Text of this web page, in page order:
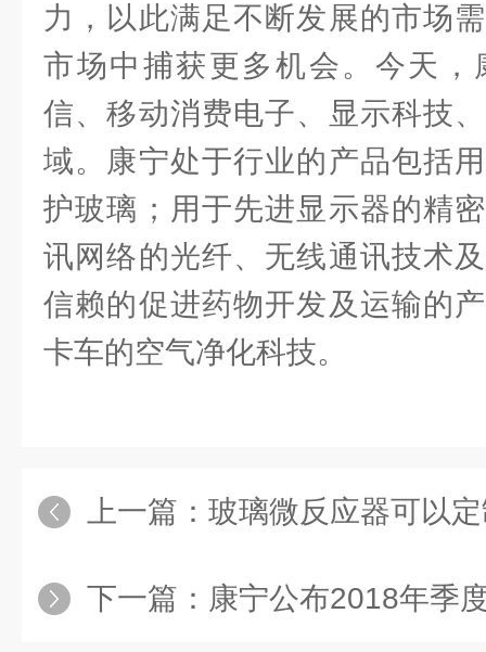
力，以此满足不断发展的市场
市场中捕获更多机会。今天，
信、移动消费电子、显示科技
域。康宁处于行业的产品包括
护玻璃；用于先进显示器的精
讯网络的光纤、无线通讯技术
信赖的促进药物开发及运输的
卡车的空气净化科技。
上一篇： 玻璃微反应器可以定制
下一篇： 康宁公布2018年季度财务业绩以